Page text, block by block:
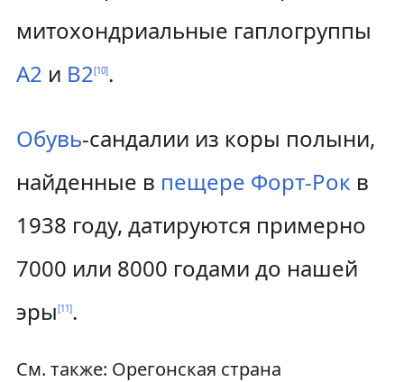
митохондриальные гаплогруппы
A2 и B2[10].
Обувь-сандалии из коры полыни,
найденные в пещере Форт-Рок в
1938 году, датируются примерно
7000 или 8000 годами до нашей
эры[11].
См. также: Орегонская страна